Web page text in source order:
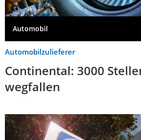
Automobil
Automobilzulieferer
Continental: 3000
wegfallen